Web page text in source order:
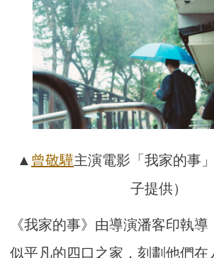
▲ 曾敬驊主演電影「我家的事
子提供）
《我家的事》由導演潘客印執
似平凡的四口之家，刻劃他們在